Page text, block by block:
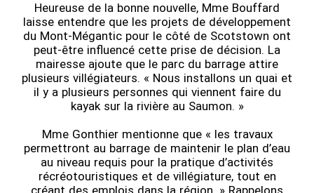
Heureuse de la bonne nouvelle, Mme Bouffard
laisse entendre que les projets de développement
du Mont-Mégantic pour le côté de Scotstown ont
peut-être influencé cette prise de décision. La
mairesse ajoute que le parc du barrage attire
plusieurs villégiateurs. « Nous installons un quai et
il y a plusieurs personnes qui viennent faire du
kayak sur la rivière au Saumon. »
Mme Gonthier mentionne que « les travaux
permettront au barrage de maintenir le plan d’eau
au niveau requis pour la pratique d’activités
récréotouristiques et de villégiature, tout en